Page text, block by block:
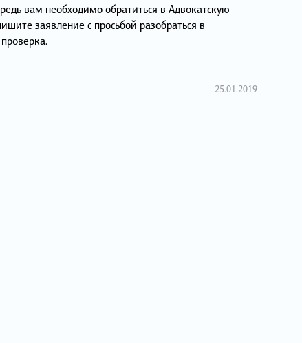
вам необходимо обратиться в Адвокатскую
заявление с просьбой разобраться в
25.01.2019